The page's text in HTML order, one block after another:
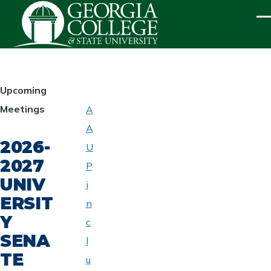
Skip to main content
HOMEPAGE
Upcoming
Meetings
2026-
2027
UNIV
ERSIT
Y
SENA
TE
UNIVERSITY
SENATE
A
A
U
P
i
n
c
l
u